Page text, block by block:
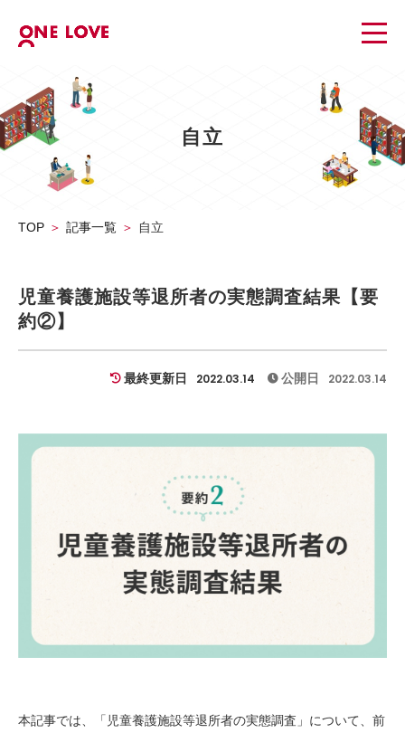
自立
TOP 記事一覧 自立
児童養護施設等退所者の実態調査結果【要
約②】
最終更新日 2022.03.14 公開日 2022.03.14
本記事では、「児童養護施設等退所者の実態調査」について、前